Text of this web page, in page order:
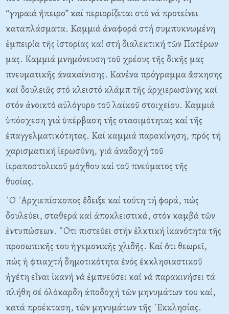
“γηραιά ἤπειρο” καί περιορίζεται στό νά προτείνει
καταπλάσματα. Καμμιά ἀναφορά στή συμπυκνωμένη
ἐμπειρία τῆς ἱστορίας καί στή διαλεκτική τῶν Πατέρων
μας. Καμμιά μνημόνευση τοῦ χρέους τῆς δικῆς μας
πνευματικῆς ἀνακαίνισης. Κανένα πρόγραμμα ἄσκησης
καί δουλειᾶς στό κλειστό κλάμπ τῆς ἀρχιερωσύνης καί
στόν ἀνοικτό αὐλόγυρο τοῦ λαϊκοῦ στοιχείου. Καμμιά
ὑπόσχεση γιά ὑπέρβαση τῆς στασιμότητας καί τῆς
ἐπαγγελματικότητας. Καί καμμιά παρακίνηση, πρός τή
χαρισματική ἱερωσύνη, γιά ἀναδοχή τοῦ
ἱεραποστολικοῦ μόχθου καί τοῦ πνεύματος τῆς
θυσίας.
῾Ο ᾿Αρχιεπίσκοπος ἔδειξε καί τούτη τή φορά, πώς
δουλεύει, σταθερά καί ἀποκλειστικά, στόν καμβά τῶν
ἐντυπώσεων. ῞Οτι πιστεύει στήν ἑλκτική ἱκανότητα τῆς
προσωπικῆς του ἡγεμονικῆς χλιδῆς. Καί ὅτι θεωρεῖ,
πώς ἡ φτιαχτή δημοτικότητα ἑνός ἐκκλησιαστικοῦ
ἡγέτη εἶναι ἱκανή νά ἐμπνεύσει καί νά παρακινήσει τά
πλήθη σέ ὁλόκαρδη ἀποδοχή τῶν μηνυμάτων του καί,
κατά προέκταση, τῶν μηνυμάτων τῆς ᾿Εκκλησίας.